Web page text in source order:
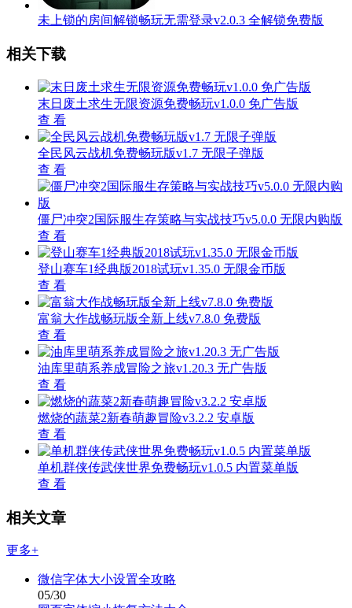
未上锁的房间解锁畅玩无需登录v2.0.3 全解锁免费版
相关下载
末日废土求生无限资源免费畅玩v1.0.0 免广告版
查 看
全民风云战机免费畅玩版v1.7 无限子弹版
查 看
僵尸冲突2国际服生存策略与实战技巧v5.0.0 无限内购版
查 看
登山赛车1经典版2018试玩v1.35.0 无限金币版
查 看
富翁大作战畅玩版全新上线v7.8.0 免费版
查 看
油库里萌系养成冒险之旅v1.20.3 无广告版
查 看
燃烧的蔬菜2新春萌趣冒险v3.2.2 安卓版
查 看
单机群侠传武侠世界免费畅玩v1.0.5 内置菜单版
查 看
相关文章
更多+
微信字体大小设置全攻略
05/30